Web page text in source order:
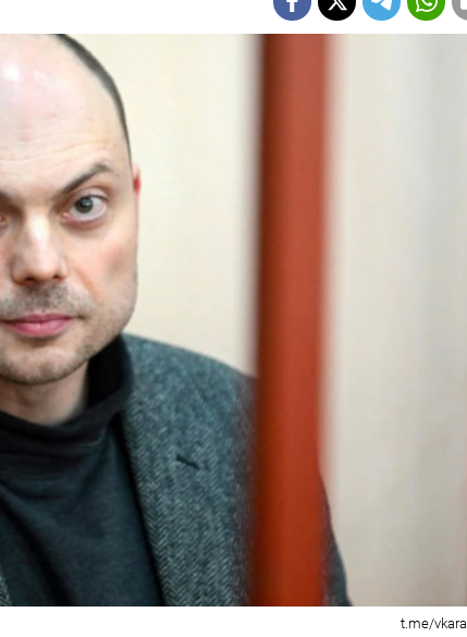
t.me/